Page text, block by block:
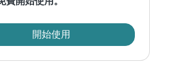
開始使用